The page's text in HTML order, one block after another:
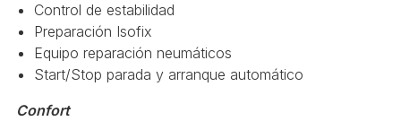
Control de estabilidad
Preparación Isofix
Equipo reparación neumáticos
Start/Stop parada y arranque automático
Confort